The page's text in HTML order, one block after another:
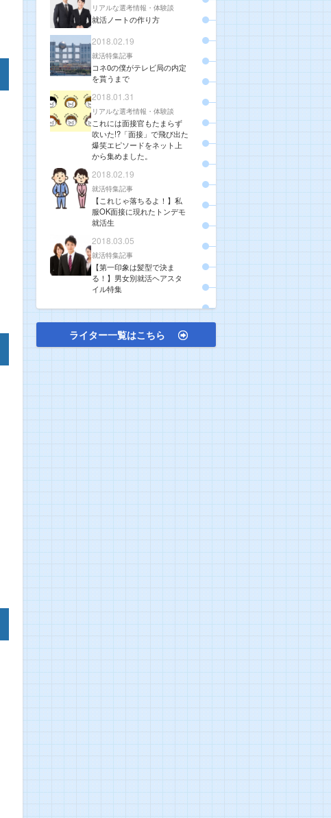
リアルな選考情報・体験談
就活ノートの作り方
2018.02.19
就活特集記事
コネ0の僕がテレビ局の内定
を貰うまで
2018.01.31
リアルな選考情報・体験談
これには面接官もたまらず
吹いた!?「面接」で飛び出た
爆笑エピソードをネット上
から集めました。
2018.02.19
就活特集記事
【これじゃ落ちるよ！】私
服OK面接に現れたトンデモ
就活生
2018.03.05
就活特集記事
【第一印象は髪型で決ま
る！】男女別就活ヘアスタ
イル特集
ライター一覧はこちら